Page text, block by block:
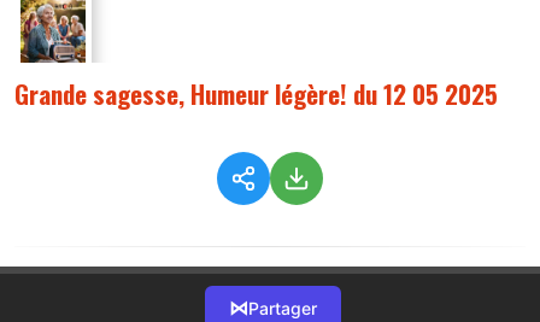
Grande sagesse, Humeur légère! du 12 05 2025
⋈Partager